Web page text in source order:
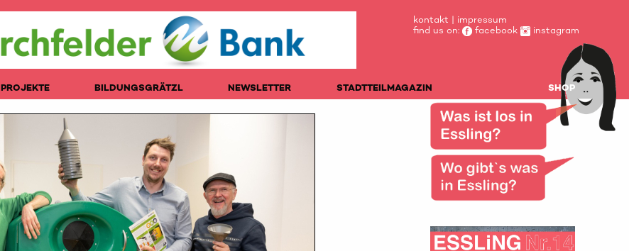
kontakt | impressum
find us on:
facebook instagram
PROJEKTE BILDUNGSGRÄTZL NEWSLETTER STADTTEILMAGAZIN SHOP